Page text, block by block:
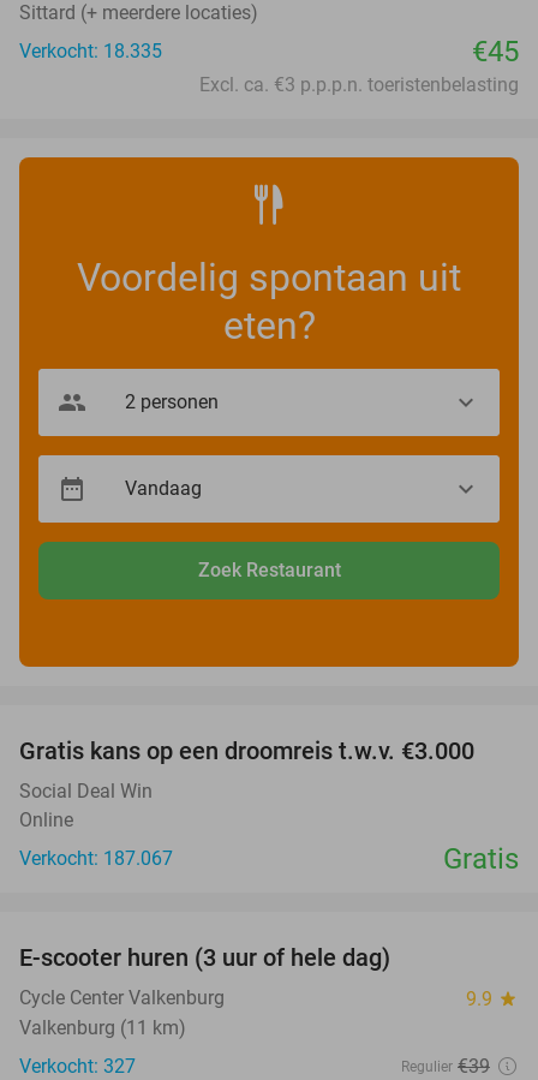
Sittard (+ meerdere locaties)
Verkocht: 18.335
€45
Excl. ca. €3 p.p.p.n. toeristenbelasting
Voordelig spontaan uit
eten?
Zoek Restaurant
Gratis kans op een droomreis t.w.v. €3.000
Social Deal Win
Online
Verkocht: 187.067
Gratis
E-scooter huren (3 uur of hele dag)
Cycle Center Valkenburg 9.9 star
Valkenburg (11 km)
Verkocht: 327
Regulier €39